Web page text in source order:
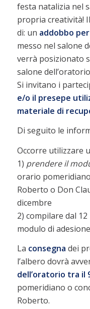
festa natalizia nel
propria creatività!
di: un addobbo
messo nel salone
verrà posizionato
salone
Si invitano i
e/o il presepe
materiale di
Di seguito le
Occorre utilizzare
1) prendere il
orario
Roberto o Don
dicembre
2) compilare dal
modulo di adesione
La consegna dei
l’albero dovrà
dell’oratorio tra il
pomeridiano o
Roberto.